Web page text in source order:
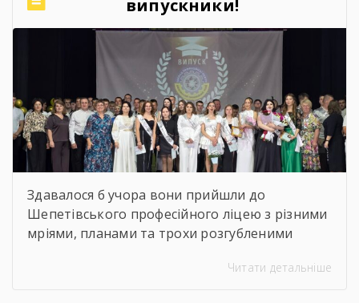
випускники!
Найзворушливіші моменти
Випуску 2026
Здавалося б учора вони прийшли до
Шепетівського професійного ліцею з різними
мріями, планами та трохи розгубленими
дипломами, професією в руках і впевненістю,
Читати детальніше